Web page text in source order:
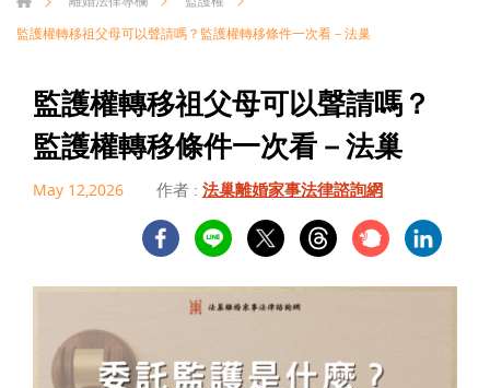
監護權轉移祖父母可以聲請嗎？監護權轉移條件一次看－法巢
監護權轉移祖父母可以聲請嗎？
監護權轉移條件一次看－法巢
May 12,2026 作者 : 法巢離婚家事法律諮詢網